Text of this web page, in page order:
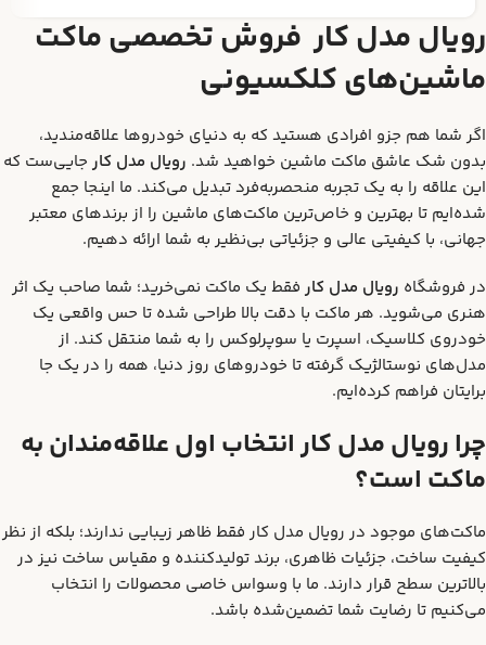
رویال مدل کار فروش تخصصی ماکت
ماشین‌های کلکسیونی
اگر شما هم جزو افرادی هستید که به دنیای خودروها علاقه‌مندید،
بدون شک عاشق ماکت ماشین خواهید شد. رویال مدل کار جایی‌ست که
این علاقه را به یک تجربه منحصربه‌فرد تبدیل می‌کند. ما اینجا جمع
شده‌ایم تا بهترین و خاص‌ترین ماکت‌های ماشین را از برندهای معتبر
جهانی، با کیفیتی عالی و جزئیاتی بی‌نظیر به شما ارائه دهیم.
در فروشگاه رویال مدل کار فقط یک ماکت نمی‌خرید؛ شما صاحب یک اثر
هنری می‌شوید. هر ماکت با دقت بالا طراحی شده تا حس واقعی یک
خودروی کلاسیک، اسپرت یا سوپرلوکس را به شما منتقل کند. از
مدل‌های نوستالژیک گرفته تا خودروهای روز دنیا، همه را در یک جا
برایتان فراهم کرده‌ایم.
چرا رویال مدل کار انتخاب اول علاقه‌مندان به
ماکت است؟
ماکت‌های موجود در رویال مدل کار فقط ظاهر زیبایی ندارند؛ بلکه از نظر
کیفیت ساخت، جزئیات ظاهری، برند تولیدکننده و مقیاس ساخت نیز در
بالاترین سطح قرار دارند. ما با وسواس خاصی محصولات را انتخاب
می‌کنیم تا رضایت شما تضمین‌شده باشد.